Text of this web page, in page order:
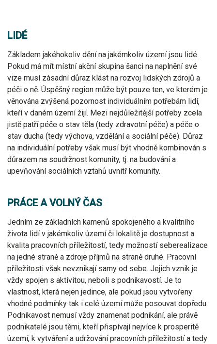
LIDÉ
Základem jakéhokoliv dění na jakémkoliv území jsou lidé.
Pokud má mít místní akční skupina šanci na naplnění své
vize musí zásadní důraz klást na rozvoj lidských zdrojů a
péči o ně. Úspěšný region může být pouze ten, ve kterém je
věnována zvýšená pozornost individuálním potřebám lidí,
kteří v daném území žijí. Mezi nejdůležitější potřeby zcela
jistě patří péče o stav těla (tedy zdravotní péče) a péče o
stav ducha (tedy výchova, vzdělání a sociální péče). Důraz
na individuální potřeby však musí být vhodně kombinován s
důrazem na soudržnost komunity, tj. na budování a
upevňování sociálních vztahů uvnitř komunity.
PRÁCE A VOLNÝ ČAS
Jedním ze základních kamenů spokojeného a kvalitního
života lidí v jakémkoliv území či lokalitě je dostupnost a
kvalita pracovních příležitostí, tedy možností seberealizace
na jedné straně a zdroje příjmů na straně druhé. Pracovní
příležitosti však nevznikají samy od sebe. Jejich vznik je
vždy spojen s aktivitou, neboli s podnikavostí. Je to
vlastnost, která nejen jedince, ale pokud jsou vytvořeny
vhodné podmínky tak i celé území může posouvat dopředu.
Podnikavost nemusí vždy znamenat podnikání, ale právě
podnikatelé jsou těmi, kteří přispívají nejvíce k prosperitě
území, k vytváření a udržování pracovních příležitostí a tedy